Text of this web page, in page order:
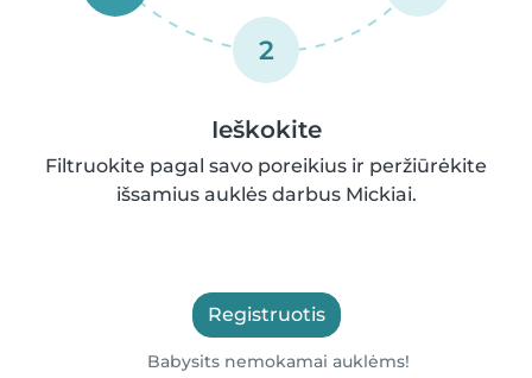
2
Ieškokite
Filtruokite pagal savo poreikius ir peržiūrėkite
išsamius auklės darbus Mickiai.
Registruotis
Babysits nemokamai auklėms!